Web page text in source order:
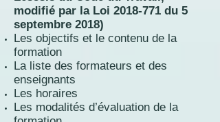
modifié par la Loi 2018-771 du 5
septembre 2018)
Les objectifs et le contenu de la
formation
La liste des formateurs et des
enseignants
Les horaires
Les modalités d’évaluation de la